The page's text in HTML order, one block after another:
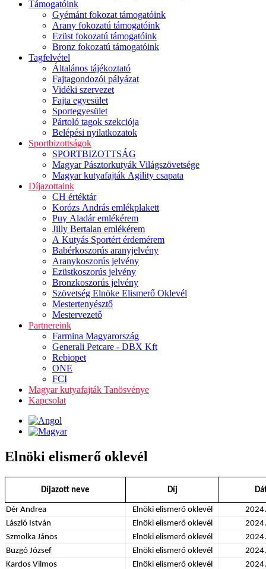
Támogatóink
Gyémánt fokozat támogatóink
Arany fokozatú támogatóink
Ezüst fokozatú támogatóink
Bronz fokozatú támogatóink
Tagfelvétel
Általános tájékoztató
Fajtagondozói pályázat
Vidéki szervezet
Fajta egyesület
Sportegyesület
Pártoló tagok szekciója
Belépési nyilatkozatok
Sportbizottságok
SPORTBIZOTTSÁG
Magyar Pásztorkutyák Világszövetsége
Magyar kutyafajták Agility csapata
Díjazottaink
CH értéktár
Korózs András emlékplakett
Puy Aladár emlékérem
Jilly Bertalan emlékérem
A Kutyás Sportért érdemérem
Babérkoszorús aranyjelvény
Aranykoszorús jelvény
Ezüstkoszorús jelvény
Bronzkoszorús jelvény
Szövetség Elnöke Elismerő Oklevél
Mestertenyésztő
Mestervezető
Partnereink
Farmina Magyarország
Generali Petcare - DBX Kft
Rebiopet
ONE
FCI
Magyar kutyafajták Tanösvénye
Kapcsolat
Elnöki elismerő oklevél
Díjazott neve Díj
Dér Andrea Elnöki elismerő oklevél
László István
Elnöki elismerő oklevél
Szmolka János
Elnöki elismerő oklevél
Buzgó József
Elnöki elismerő oklevél
Kardos Vilmos
Elnöki elismerő oklevél